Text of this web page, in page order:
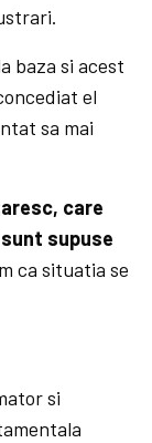
baza si acest
el
sa mai
care
supuse
ca situatia se
si